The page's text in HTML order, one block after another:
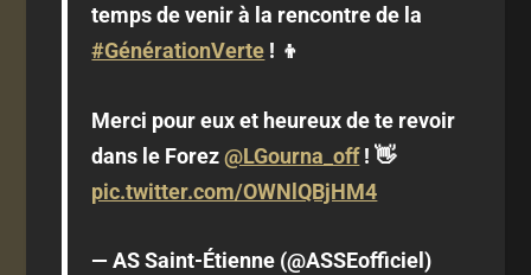
temps de venir à la rencontre de la
#GénérationVerte ! 👦
Merci pour eux et heureux de te revoir
dans le Forez@LGourna_off! 👋
pic.twitter.com/OWNlQBjHM4
— AS Saint-Étienne (@ASSEofficiel)